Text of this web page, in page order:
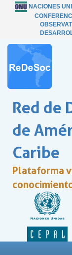
NACIONES
Red de
de
Caribe
Plataforma